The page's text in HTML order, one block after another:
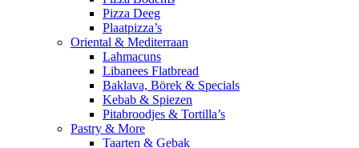
Pizza Deeg
Plaatpizza’s
Oriental & Mediterraan
Lahmacuns
Libanees Flatbread
Baklava, Börek & Specials
Kebab & Spiezen
Pitabroodjes & Tortilla’s
Pastry & More
Taarten & Gebak